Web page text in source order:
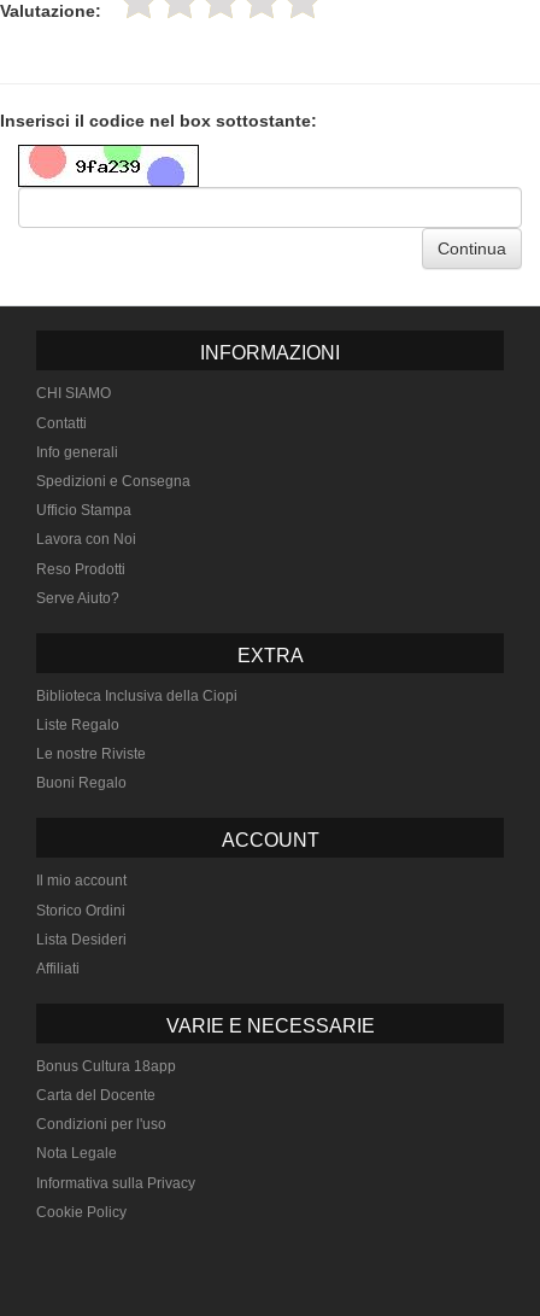
Valutazione:
Inserisci il codice nel box sottostante:
Continua
INFORMAZIONI
CHI SIAMO
Contatti
Info generali
Spedizioni e Consegna
Ufficio Stampa
Lavora con Noi
Reso Prodotti
Serve Aiuto?
EXTRA
Biblioteca Inclusiva della Ciopi
Liste Regalo
Le nostre Riviste
Buoni Regalo
ACCOUNT
Il mio account
Storico Ordini
Lista Desideri
Affiliati
VARIE E NECESSARIE
Bonus Cultura 18app
Carta del Docente
Condizioni per l'uso
Nota Legale
Informativa sulla Privacy
Cookie Policy